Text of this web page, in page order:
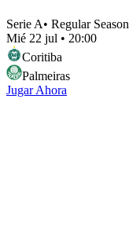
Serie A• Regular Season
Mié 22 jul • 20:00
Coritiba
Palmeiras
Jugar Ahora